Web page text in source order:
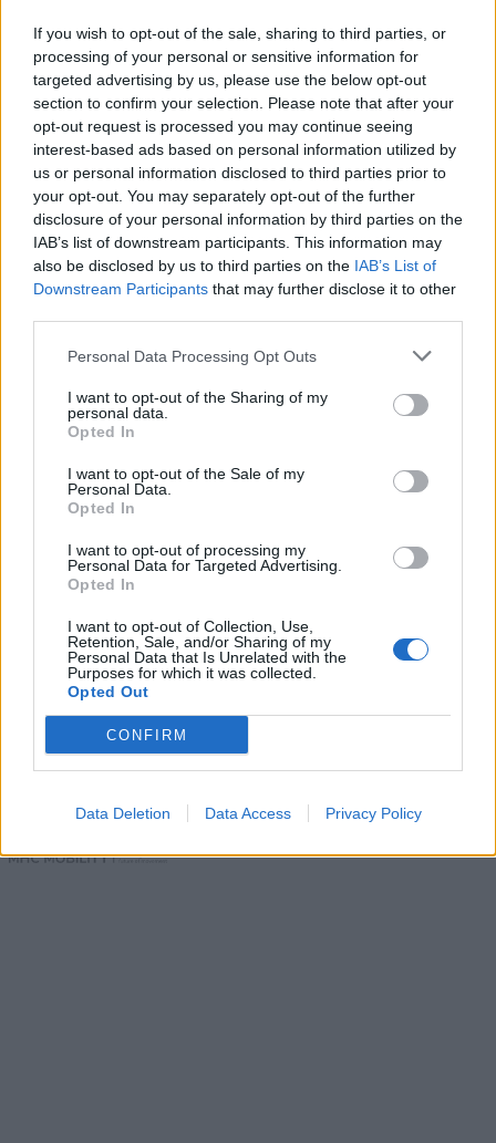
If you wish to opt-out of the sale, sharing to third parties, or
processing of your personal or sensitive information for
targeted advertising by us, please use the below opt-out
section to confirm your selection. Please note that after your
opt-out request is processed you may continue seeing
interest-based ads based on personal information utilized by
us or personal information disclosed to third parties prior to
your opt-out. You may separately opt-out of the further
disclosure of your personal information by third parties on the
IAB’s list of downstream participants. This information may
also be disclosed by us to third parties on the IAB’s List of
Downstream Participants that may further disclose it to other
Personal Data Processing Opt Outs
I want to opt-out of the Sharing of my
personal data.
Opted In
I want to opt-out of the Sale of my
Personal Data.
Opted In
I want to opt-out of processing my
Personal Data for Targeted Advertising.
Opted In
I want to opt-out of Collection, Use,
Retention, Sale, and/or Sharing of my
Personal Data that Is Unrelated with the
Purposes for which it was collected.
Opted Out
CONFIRM
Data Deletion Data Access Privacy Policy
© 2026 Portfolio
impresszum
jogi nyilatkozat
süti beállítások
adatvédelem
szerzői jogok
médiaajánlat
karrier
kommentkezelés
ÁSZF
Itt keressen minket:
Itt keressen minket: